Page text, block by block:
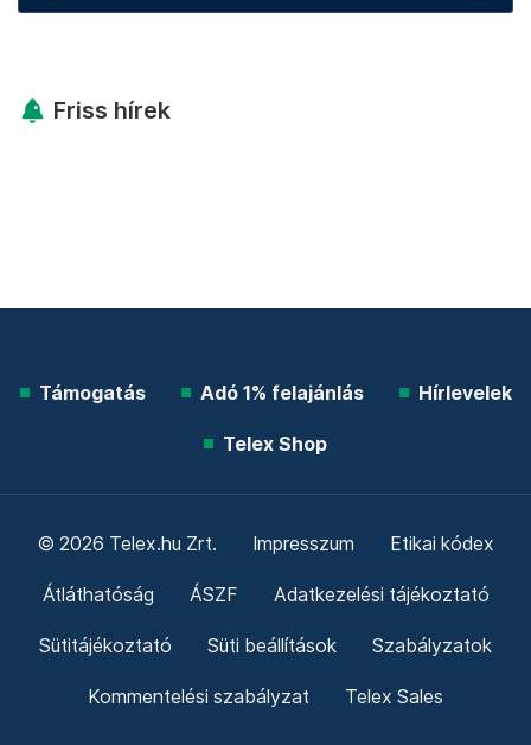
Friss hírek
Támogatás Adó 1% felajánlás Hírlevelek
Telex Shop
© 2026 Telex.hu Zrt. Impresszum Etikai kódex
Átláthatóság ÁSZF Adatkezelési tájékoztató
Sütitájékoztató Süti beállítások Szabályzatok
Kommentelési szabályzat Telex Sales